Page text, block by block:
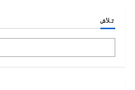
تلاش